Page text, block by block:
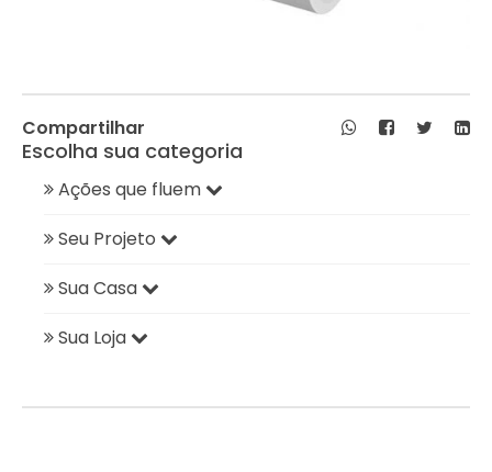
Compartilhar
Escolha sua categoria
Ações que fluem
Seu Projeto
Sua Casa
Sua Loja